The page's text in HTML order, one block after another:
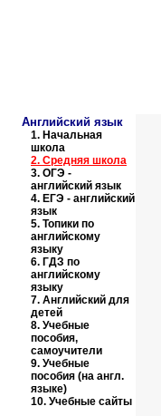
Английский язык
1. Начальная
школа
2. Средняя школа
3. ОГЭ -
английский язык
4. ЕГЭ - английский
язык
5. Топики по
английскому
языку
6. ГДЗ по
английскому
языку
7. Английский для
детей
8. Учебные
пособия,
самоучители
9. Учебные
пособия (на англ.
языке)
10. Учебные сайты